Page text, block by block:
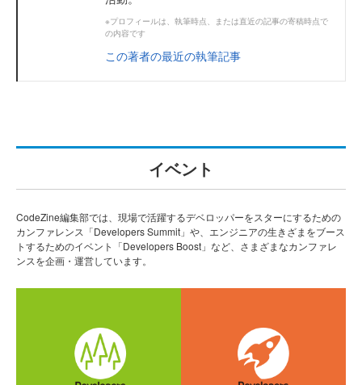
※プロフィールは、執筆時点、または直近の記事の寄稿時点で
の内容です
この著者の最近の執筆記事
イベント
CodeZine編集部では、現場で活躍するデベロッパーをスターにするための
カンファレンス「Developers Summit」や、エンジニアの生きざまをブース
トするためのイベント「Developers Boost」など、さまざまなカンファレ
ンスを企画・運営しています。